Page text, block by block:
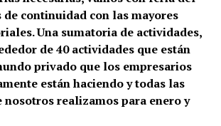
continuidad con las mayores
Una sumatoria de actividades,
de 40 actividades que están
privado que los empresarios
están haciendo y todas las
nosotros realizamos para enero y